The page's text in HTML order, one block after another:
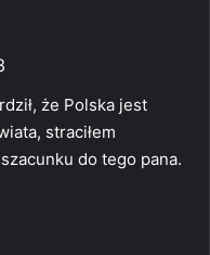
że Polska jest
straciłem
do tego pana.